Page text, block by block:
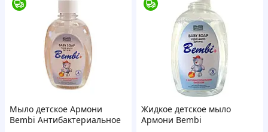
Мыло детское Армони
Bembi Антибактериальное
Жидкое детское мыло
Армони Bembi